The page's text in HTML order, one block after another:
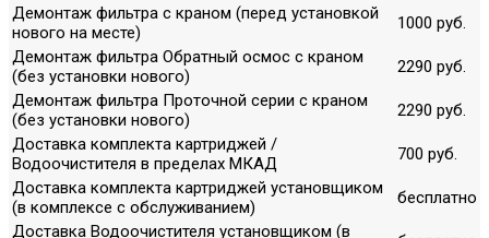
Демонтаж фильтра с краном (перед установкой
нового на месте)
1000 руб.
Демонтаж фильтра Обратный осмос с краном
(без установки нового)
2290 руб.
Демонтаж фильтра Проточной серии с краном
(без установки нового)
2290 руб.
Доставка комплекта картриджей /
Водоочистителя в пределах МКАД
700 руб.
Доставка комплекта картриджей установщиком
(в комплексе с обслуживанием)
бесплатно
Доставка Водоочистителя установщиком (в